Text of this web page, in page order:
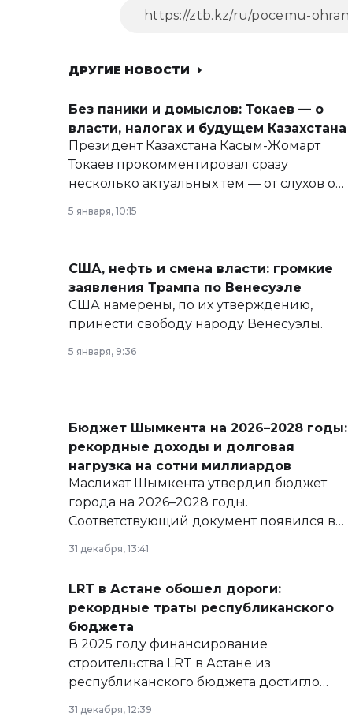
ДРУГИЕ НОВОСТИ
Без паники и домыслов: Токаев — о
власти, налогах и будущем Казахстана
Президент Казахстана Касым-Жомарт
Токаев прокомментировал сразу
несколько актуальных тем — от слухов о
армии, экономики и личного здоровья.
5 января, 10:15
США, нефть и смена власти: громкие
заявления Трампа по Венесуэле
США намерены, по их утверждению,
принести свободу народу Венесуэлы.
5 января, 9:36
Бюджет Шымкента на 2026–2028 годы:
рекордные доходы и долговая
нагрузка на сотни миллиардов
Маслихат Шымкента утвердил бюджет
города на 2026–2028 годы.
Соответствующий документ появился в
базе нормативных правовых актов и на
сайте маслихат города.
31 декабря, 13:41
LRT в Астане обошел дороги:
рекордные траты республиканского
бюджета
В 2025 году финансирование
строительства LRT в Астане из
республиканского бюджета достигло
рекордных объемов.
31 декабря, 12:39